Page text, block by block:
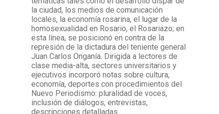
la ciudad, los medios de comunicación
locales, la economía rosarina, el lugar de la
homosexualidad en Rosario, el Rosariazo; en
esta línea, se posicionó en contra de la
represión de la dictadura del teniente general
Juan Carlos Onganía. Dirigida a lectores de
clase media-alta, sectores universitarios y
ejecutivos incorporó notas sobre cultura,
economía, deportes con procedimientos del
Nuevo Periodismo: pluralidad de voces,
inclusión de diálogos, entrevistas,
descripciones detalladas.